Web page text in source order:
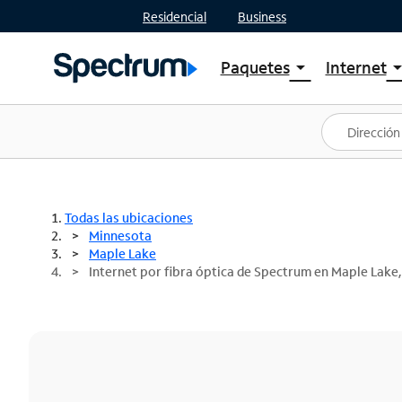
Residencial Business
Paquetesarrow_drop_down
Ver paquetes
Spectrum One
Mejores ofertas
Internetarrow_drop_down
Planes
Todas las ubicaciones
Minnesota
Maple Lake
Internet por fibra óptica de Spectrum en Maple